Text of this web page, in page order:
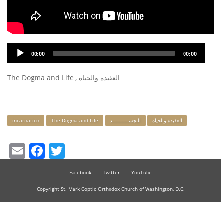
Audio
Player
00:00 00:00
The Dogma and Life , العقيده والحياه
Keywords
incarnation The Dogma and Life التجســـــــــــد العقيده والحياه
EmailFacebook
Facebook Twitter YouTube
Copyright St. Mark Coptic Orthodox Church of Washington, D.C.